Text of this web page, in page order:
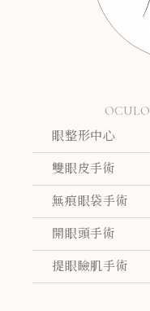
眼整形中心
雙眼皮手術
無痕眼袋手術
開眼頭手術
提眼瞼肌手術